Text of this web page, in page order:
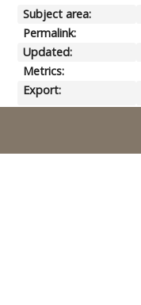
Subject area:
Permalink:
Updated:
Metrics:
Export: